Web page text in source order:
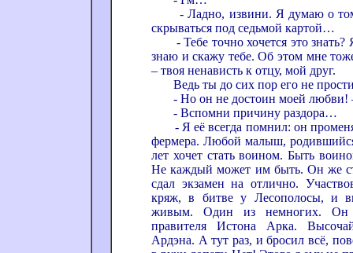
- Ладно, извини. Я думаю о
скрываться под седьмой картой…
- Тебе точно хочется это знать?
знаю и скажу тебе. Об этом мне
– твоя ненависть к отцу, мой друг.
Ведь ты до сих пор его не
- Но он не достоин моей любви!
- Вспомни причину раздора…
- Я её всегда помнил: он
фермера. Любой малыш,
лет хочет стать воином. Быть
Не каждый может им быть. Он же
сдал экзамен на отлично.
кряж, в битве у Лесополосы, и
живым. Один из немногих. Он
правителя Истона Арка.
Ардэна. А тут раз, и бросил всё,